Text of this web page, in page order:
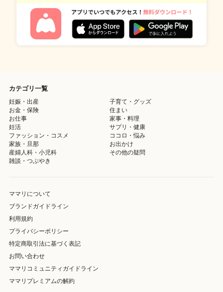
カテゴリ一覧
妊娠・出産
子育て・グッズ
お金・保険
住まい
お仕事
家事・料理
妊活
サプリ・健康
ファッション・コスメ
ココロ・悩み
家族・旦那
お出かけ
産婦人科・小児科
その他の疑問
雑談・つぶやき
ママリについて
ブランドガイドライン
利用規約
プライバシーポリシー
特定商取引法に基づく表記
お問い合わせ
ママリコミュニティガイドライン
ママリプレミアムの解約